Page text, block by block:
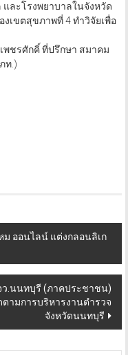
ยาสมุนไพร ทั้งในโรง
ละโรงพยาบาลในจังหวัด
เขตสุขภาพที่ 4 ทำวิจัยเพื่อ
ชรศักคิ์ ที่ปรึกษา สมาคม
ออนไลน์ แต่งกลอนลิเก
ว.นนทบุรี (ภาคประชาชน)
ามการบริหารงานตำรวจ
จังหวัดนนทบุรี